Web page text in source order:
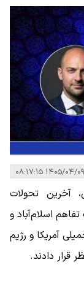
آخرین تحولات
اسلام‌آباد و
آمریکا و رژیم
قرار دادند.